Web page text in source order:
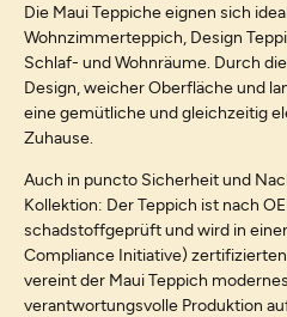
Die Maui Teppiche eignen sich
Wohnzimmerteppich, Design
Schlaf- und Wohnräume. Durch
Design, weicher Oberfläche und
eine gemütliche und gleichzeitig
Zuhause.
Auch in puncto Sicherheit und
Kollektion: Der Teppich ist nach
schadstoffgeprüft und wird in
Compliance Initiative)
vereint der Maui Teppich
verantwortungsvolle Produktion